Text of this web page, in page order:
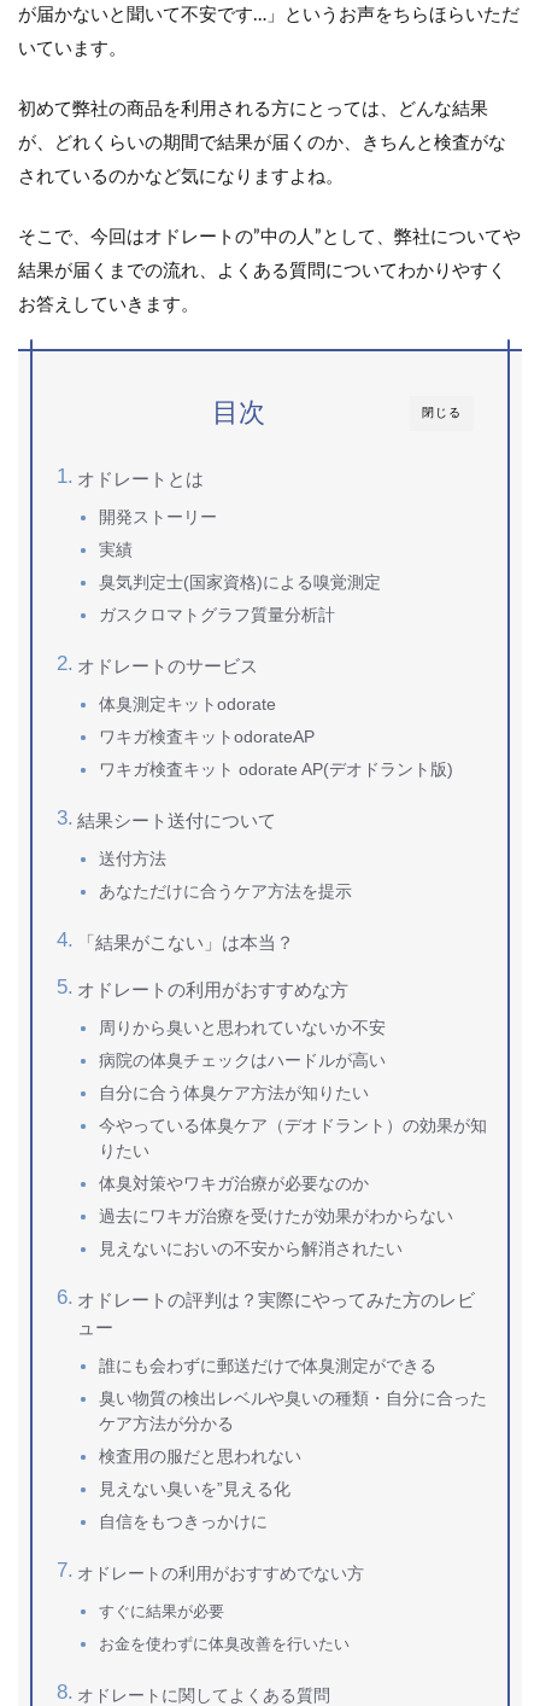
が届かないと聞いて不安です…」というお声をちらほらいただ
いています。
初めて弊社の商品を利用される方にとっては、どんな結果
が、どれくらいの期間で結果が届くのか、きちんと検査がな
されているのかなど気になりますよね。
そこで、今回はオドレートの”中の人”として、弊社についてや
結果が届くまでの流れ、よくある質問についてわかりやすく
お答えしていきます。
閉じる
目次
オドレートとは
開発ストーリー
実績
臭気判定士(国家資格)による嗅覚測定
ガスクロマトグラフ質量分析計
オドレートのサービス
体臭測定キットodorate
ワキガ検査キットodorateAP
ワキガ検査キット odorate AP(デオドラント版)
結果シート送付について
送付方法
あなただけに合うケア方法を提示
「結果がこない」は本当？
オドレートの利用がおすすめな方
周りから臭いと思われていないか不安
病院の体臭チェックはハードルが高い
自分に合う体臭ケア方法が知りたい
今やっている体臭ケア（デオドラント）の効果が知
りたい
体臭対策やワキガ治療が必要なのか
過去にワキガ治療を受けたが効果がわからない
見えないにおいの不安から解消されたい
オドレートの評判は？実際にやってみた方のレビ
ュー
誰にも会わずに郵送だけで体臭測定ができる
臭い物質の検出レベルや臭いの種類・自分に合った
ケア方法が分かる
検査用の服だと思われない
見えない臭いを”見える化
自信をもつきっかけに
オドレートの利用がおすすめでない方
すぐに結果が必要
お金を使わずに体臭改善を行いたい
オドレートに関してよくある質問